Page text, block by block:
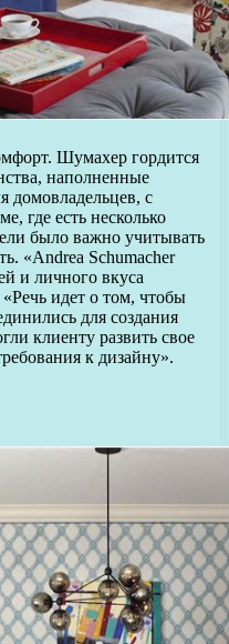
Шумахер гордится
наполненные
домовладельцев, с
где есть несколько
было важно учитывать
«Andrea Schumacher
и личного вкуса
идет о том, чтобы
для создания
клиенту развить свое
к дизайну».